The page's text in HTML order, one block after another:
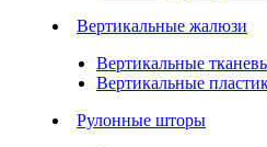
Вертикальные жалюзи
Вертикальные
Вертикальные
Рулонные шторы